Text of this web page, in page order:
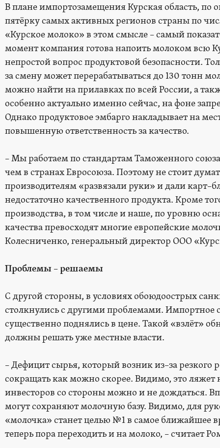
В плане импортозамещения Курская область,
пятёрку самых активных регионов страны по
«Курское молоко» в этом смысле – самый
момент компания готова напоить молоком всю
непростой вопрос продуктовой безопасности.
за смену может перерабатываться до 130 тонн
можно найти на прилавках по всей России, а
особенно актуально именно сейчас, на фоне
Однако продуктовое эмбарго накладывает на
повышенную ответственность за качество.
– Мы работаем по стандартам Таможенного
чем в странах Евросоюза. Поэтому не стоит
производителям «развязали руки» и дали
недостаточно качественного продукта. Кроме
производства, в том числе и наше, по уровню
качества превосходят многие европейские
Колесниченко, генеральный директор ООО
Проблемы – решаемы
С другой стороны, в условиях обоюдо­острых
столкнулись с другими проблемами. Импортное
существенно поднялись в цене. Такой «взлёт»
должны решать уже местные власти.
– Дефицит сырья, который возник из–за резкого
сокращать как можно скорее. Видимо, это ляжет
инвесторов со стороны можно и не дождаться.
могут сохраняют молочную базу. Видимо, для
«молочка» станет целью № 1 в самое ближайшее
теперь пора переходить и на молоко, – считает